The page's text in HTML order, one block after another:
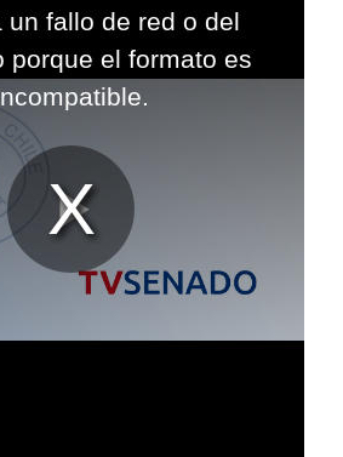
un fallo de red o del
porque el formato es